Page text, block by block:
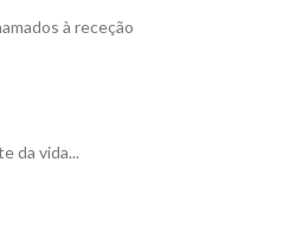
à receção
da vida...